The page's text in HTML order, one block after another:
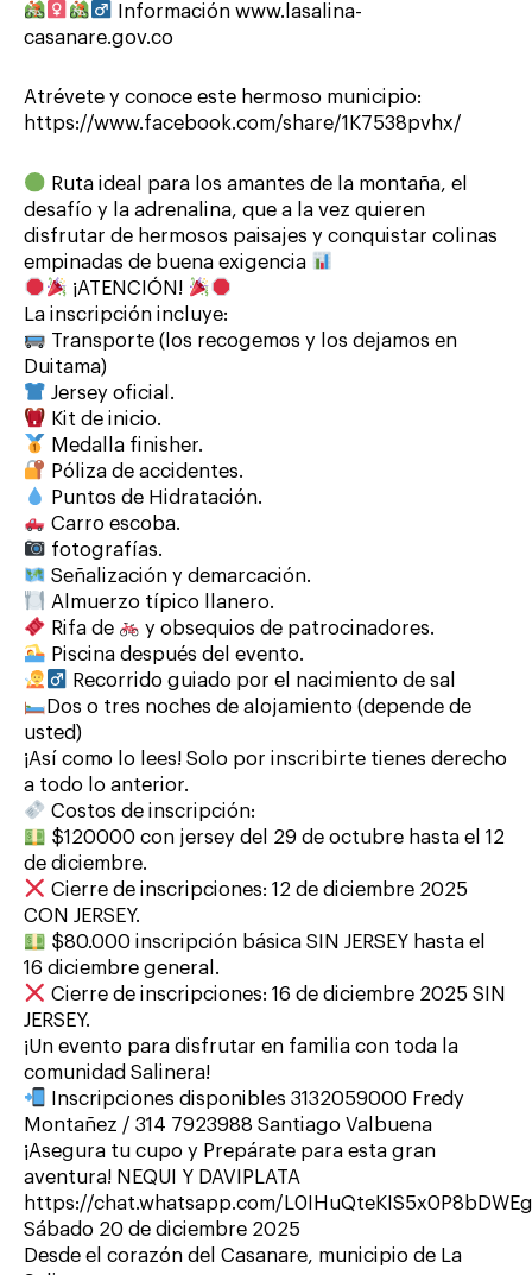
Información www.lasalina-
casanare.gov.co
Atrévete y conoce este hermoso municipio:
https://www.facebook.com/share/1K7538pvhx/
Ruta ideal para los amantes de la montaña, el
desafío y la adrenalina, que a la vez quieren
disfrutar de hermosos paisajes y conquistar colinas
empinadas de buena exigencia
¡ATENCIÓN!
La inscripción incluye:
Transporte (los recogemos y los dejamos en
Duitama)
Jersey oficial.
Kit de inicio.
Medalla finisher.
Póliza de accidentes.
Puntos de Hidratación.
Carro escoba.
fotografías.
Señalización y demarcación.
Almuerzo típico llanero.
Rifa de
y obsequios de patrocinadores.
Piscina después del evento.
Recorrido guiado por el nacimiento de sal
Dos o tres noches de alojamiento (depende de
usted)
¡Así como lo lees! Solo por inscribirte tienes derecho
a todo lo anterior.
Costos de inscripción:
$120000 con jersey del 29 de octubre hasta el 12
de diciembre.
Cierre de inscripciones: 12 de diciembre 2025
CON JERSEY.
$80.000 inscripción básica SIN JERSEY hasta el
16 diciembre general.
Cierre de inscripciones: 16 de diciembre 2025 SIN
JERSEY.
¡Un evento para disfrutar en familia con toda la
comunidad Salinera!
Inscripciones disponibles 3132059000 Fredy
Montañez / 314 7923988 Santiago Valbuena
¡Asegura tu cupo y Prepárate para esta gran
aventura! NEQUI Y DAVIPLATA
https://chat.whatsapp.com/
Sábado 20 de diciembre 2025
Desde el corazón del Casanare, municipio de La